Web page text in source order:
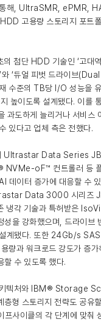
통해, UltraSMR, ePMR,
고용량 스토리지 포트폴
의 첨단 HDD 기술인 ‘고대
‘듀얼 피벗 드라이브
수준의 TB당 I/O 성능을
높이도록 설계됐다. 이를
과도하게 늘리거나 서비스
있다고 업체 측은 전했다.
Ultrastar Data Series
oF™ 컨트롤러 등 플
데이터 증가에 대응할 수
Data 3000 시리즈
각 기술과 특허받은
성을 강화했으며, 드라이브
계됐다. 또한 24Gb/s
량과 워크로드 강도가 증
할 수 있도록 했다.
텍처와 IBM® Storage
층형 스토리지 전략도 공유
프사이클의 각 단계에 맞춰